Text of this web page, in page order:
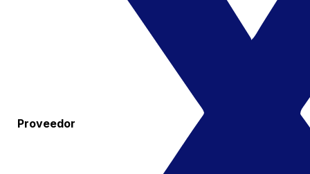
Proveedor